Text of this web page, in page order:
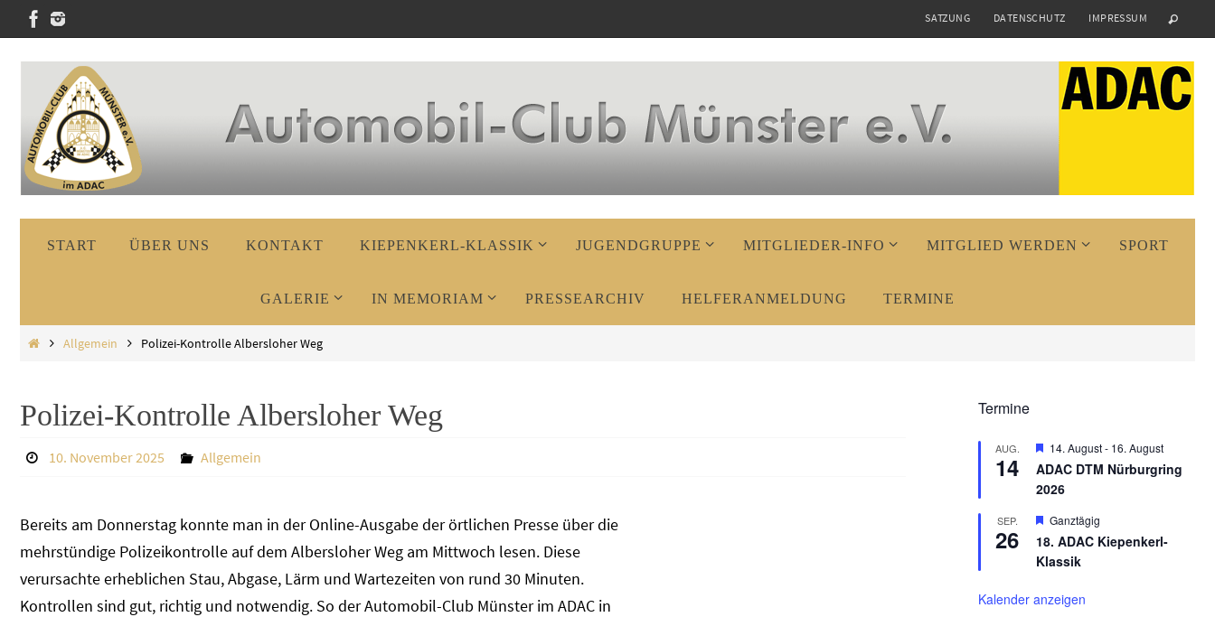
Zum
Inhalt
springen
SATZUNG DATENSCHUTZ IMPRESSUM
InhaltSTART ÜBER UNS KONTAKT KIEPENKERL-KLASSIK JUGENDGRUPPE MITGLIEDER-INFO MITGLIED WERDEN SPORT
GALERIE IN MEMORIAM PRESSEARCHIV HELFERANMELDUNG TERMINE
StartAllgemein Polizei-Kontrolle Albersloher Weg
Polizei-Kontrolle Albersloher Weg
10. November 2025 Allgemein
Bereits am Donnerstag konnte man in der Online-Ausgabe der örtlichen Presse über die
mehrstündige Polizeikontrolle auf dem Albersloher Weg am Mittwoch lesen. Diese
verursachte erheblichen Stau, Abgase, Lärm und Wartezeiten von rund 30 Minuten.
Kontrollen sind gut, richtig und notwendig. So der Automobil-Club Münster im ADAC in
Termine
AUG.
14
Hervorgehoben
14. August- 16. August
ADAC DTM Nürburgring
2026
SEP.
26
Hervorgehoben
Ganztägig
18. ADAC Kiepenkerl-
Klassik
Kalender anzeigen